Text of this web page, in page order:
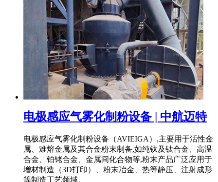
电极感应气雾化制粉设备 | 中航迈特
电极感应气雾化制粉设备（AVIEIGA）,主要用于活性金
属、难熔金属及其合金粉末制备,如纯钛及钛合金、高温
合金、铂铑合金、金属间化合物等,粉末产品广泛应用于
增材制造（3D打印）、粉末冶金、热等静压、注射成形
等制造工艺领域。